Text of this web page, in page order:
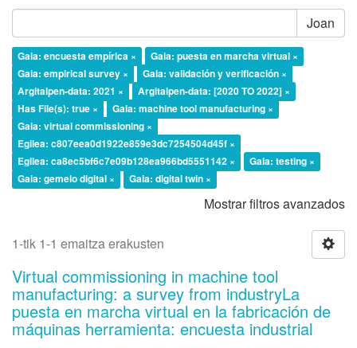
Joan
Gaia: encuesta empírica ×
Gaia: puesta en marcha virtual ×
Gaia: empirical survey ×
Gaia: validación y verificación ×
Argitalpen-data: 2021 ×
Argitalpen-data: [2020 TO 2022] ×
Has File(s): true ×
Gaia: machine tool manufacturing ×
Gaia: virtual commissioning ×
Egilea: c807eea0d1922e859e3dc7254504d45f ×
Egilea: ca8ec5bf6c7e09b128ea966bd5551142 ×
Gaia: testing ×
Gaia: gemelo digital ×
Gaia: digital twin ×
Mostrar filtros avanzados
1-tik 1-1 emaitza erakusten
Virtual commissioning in machine tool
manufacturing: a survey from industryLa
puesta en marcha virtual en la fabricación de
máquinas herramienta: encuesta industrial